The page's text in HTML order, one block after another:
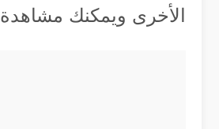
الأخرى ويمكنك مشاهدة